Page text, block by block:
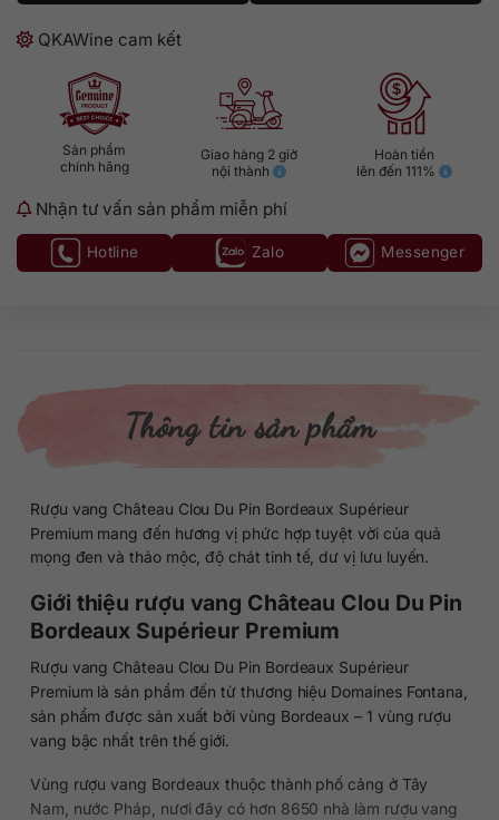
QKAWine cam kết
Sản phẩm
chính hãng
Giao hàng 2 giờ
nội thành
Hoàn tiền
lên đến 111%
Nhận tư vấn sản phẩm miễn phí
Hotline Zalo Messenger
Thông tin sản phẩm
Rượu vang Château Clou Du Pin Bordeaux Supérieur
Premium mang đến hương vị phức hợp tuyệt vời của quả
mọng đen và thảo mộc, độ chát tinh tế, dư vị lưu luyến.
Giới thiệu rượu vang Château Clou Du Pin
Bordeaux Supérieur Premium
Rượu vang Château Clou Du Pin Bordeaux Supérieur
Premium là sản phẩm đến từ thương hiệu Domaines Fontana,
sản phẩm được sản xuất bởi vùng Bordeaux – 1 vùng rượu
vang bậc nhất trên thế giới.
Vùng rượu vang Bordeaux thuộc thành phố cảng ở Tây
Nam, nước Pháp, nươi đây có hơn 8650 nhà làm rượu vang